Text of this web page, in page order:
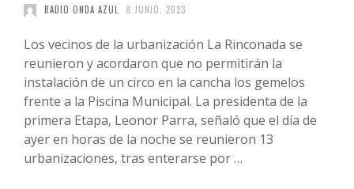
RADIO ONDA AZUL 8 JUNIO, 2023
Los vecinos de la urbanización La Rinconada se
reunieron y acordaron que no permitirán la
instalación de un circo en la cancha los gemelos
frente a la Piscina Municipal. La presidenta de la
primera Etapa, Leonor Parra, señaló que el día de
ayer en horas de la noche se reunieron 13
urbanizaciones, tras enterarse por …